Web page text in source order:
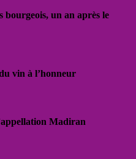
bourgeois, un an après le
vin à l’honneur
Madiran